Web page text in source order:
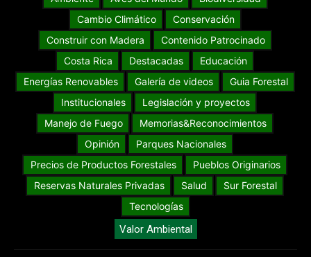
Cambio Climático
Conservación
Construir con Madera
Contenido Patrocinado
Costa Rica
Destacadas
Educación
Energías Renovables
Galería de videos
Guia Forestal
Institucionales
Legislación y proyectos
Manejo de Fuego
Memorias&Reconocimientos
Opinión
Parques Nacionales
Precios de Productos Forestales
Pueblos Originarios
Reservas Naturales Privadas
Salud
Sur Forestal
Tecnologías
Valor Ambiental